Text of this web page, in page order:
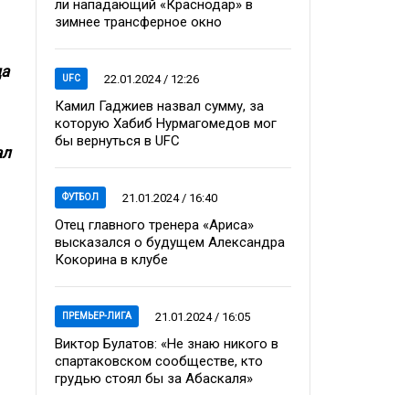
ли нападающий «Краснодар» в
зимнее трансферное окно
UFC 22.01.2024 / 12:26
Камил Гаджиев назвал сумму, за
которую Хабиб Нурмагомедов мог
бы вернуться в UFC
ФУТБОЛ 21.01.2024 / 16:40
Отец главного тренера «Ариса»
высказался о будущем Александра
Кокорина в клубе
ПРЕМЬЕР-ЛИГА 21.01.2024 / 16:05
Виктор Булатов: «Не знаю никого в
спартаковском сообществе, кто
грудью стоял бы за Абаскаля»